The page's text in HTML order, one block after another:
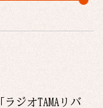
ラジオTAMAリバ